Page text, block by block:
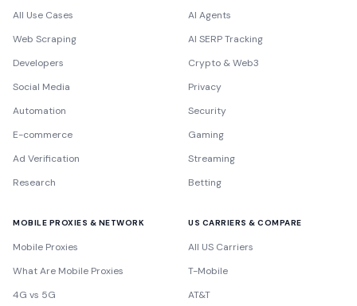
All Use Cases
Web Scraping
Developers
Social Media
Automation
E-commerce
Ad Verification
Research
AI Agents
AI SERP Tracking
Crypto & Web3
Privacy
Security
Gaming
Streaming
Betting
MOBILE PROXIES & NETWORK
Mobile Proxies
What Are Mobile Proxies
4G vs 5G
US CARRIERS & COMPARE
All US Carriers
T-Mobile
AT&T